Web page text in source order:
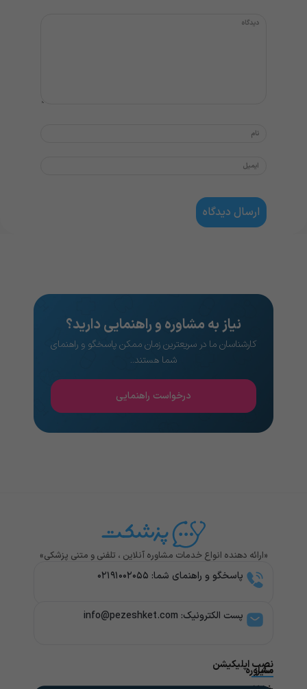
نیاز به مشاوره و راهنمایی دارید؟
کارشناسان ما در سریعترین زمان ممکن پاسخگو و راهنمای
شما هستند..
درخواست راهنمایی
«ارائه دهنده انواع خدمات مشاوره آنلاین ، تلفنی و متنی پزشکی»
پاسخگو و راهنمای شما: ۰۲۱۹۱۰۰۲۰۵۵
پست الکترونیک: info@pezeshket.com​
مشاوره
سایر
نصب اپلیکیشن